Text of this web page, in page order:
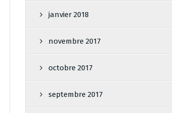
janvier 2018
novembre 2017
octobre 2017
septembre 2017